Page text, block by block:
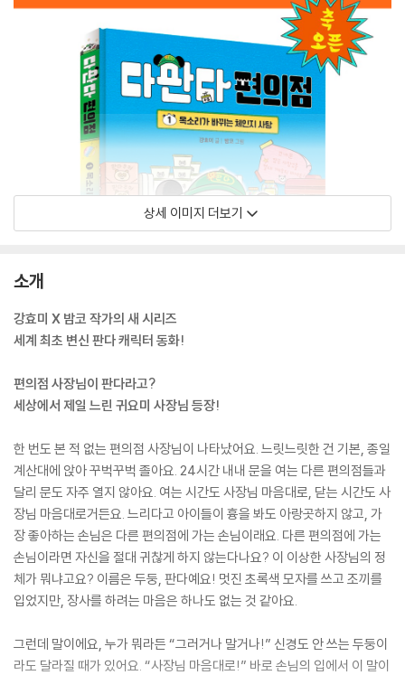
상세 이미지 더보기
소개
강효미 X 밤코 작가의 새 시리즈
세계 최초 변신 판다 캐릭터 동화!
편의점 사장님이 판다라고?
세상에서 제일 느린 귀요미 사장님 등장!
한 번도 본 적 없는 편의점 사장님이 나타났어요. 느릿느릿한 건 기본, 종일
계산대에 앉아 꾸벅꾸벅 졸아요. 24시간 내내 문을 여는 다른 편의점들과
달리 문도 자주 열지 않아요. 여는 시간도 사장님 마음대로, 닫는 시간도 사
장님 마음대로거든요. 느리다고 아이들이 흉을 봐도 아랑곳하지 않고, 가
장 좋아하는 손님은 다른 편의점에 가는 손님이래요. 다른 편의점에 가는
손님이라면 자신을 절대 귀찮게 하지 않는다나요? 이 이상한 사장님의 정
체가 뭐냐고요? 이름은 두둥, 판다예요! 멋진 초록색 모자를 쓰고 조끼를
입었지만, 장사를 하려는 마음은 하나도 없는 것 같아요.
그런데 말이에요, 누가 뭐라든 “그러거나 말거나!” 신경도 안 쓰는 두둥이
라도 달라질 때가 있어요. “사장님 마음대로!” 바로 손님의 입에서 이 말이